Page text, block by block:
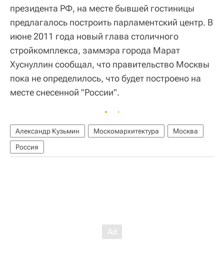
президента РФ, на месте бывшей гостиницы
предлагалось построить парламентский центр. В
июне 2011 года новый глава столичного
стройкомплекса, заммэра города Марат
Хуснуллин сообщал, что правительство Москвы
пока не определилось, что будет построено на
месте снесенной "России".
Александр Кузьмин Москомархитектура
Москва
Россия